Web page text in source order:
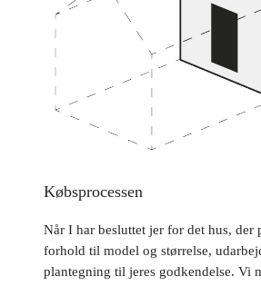
Købsprocessen
Når I har besluttet jer for det hus, der
forhold til model og størrelse,
plantegning til jeres godkendelse. Vi